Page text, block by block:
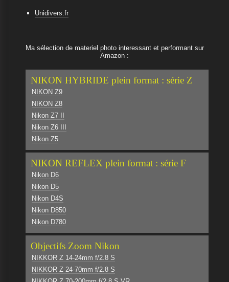
Unidivers.fr
Ma sélection de materiel photo interessant et performant sur
Amazon :
NIKON HYBRIDE plein format : série Z
NIKON Z9
NIKON Z8
Nikon Z7 II
Nikon Z6 III
Nikon Z5
NIKON REFLEX plein format : série F
Nikon D6
Nikon D5
Nikon D4S
Nikon D850
Nikon D780
Objectifs Zoom Nikon
NIKKOR Z 14-24mm f/2.8 S
NIKKOR Z 24-70mm f/2.8 S